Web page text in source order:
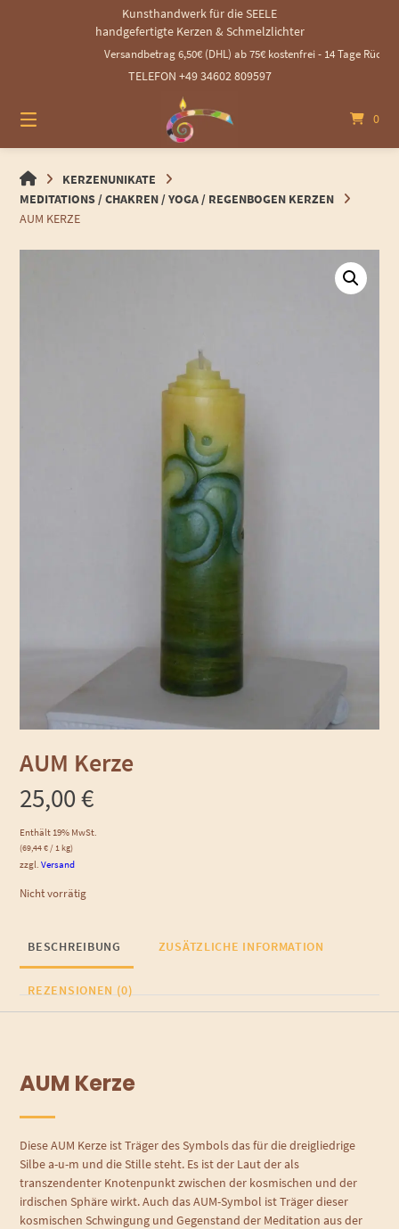
Kunsthandwerk für die SEELE
handgefertigte Kerzen & Schmelzlichter
Versandbetrag 6,50€ (DHL) ab 75€ kostenfrei - 14 Tage
TELEFON +49 34602 809597
0
HANDGEMACHTE
GEROLLTE
KERZEN
SCHMELZLICHTER
KERZENUNIKATE
MEDITATIONS / CHAKREN / YOGA / REGENBOGEN KERZEN
AUM KERZE
AUM Kerze
25,00€
Enthält 19% MwSt.
(69,44€/ 1 kg)
zzgl.Versand
Nicht vorrätig
BESCHREIBUNG ZUSÄTZLICHE INFORMATION
REZENSIONEN (0)
AUM Kerze
Diese AUM Kerze ist Träger des Symbols das für die dreigliedrige
Silbe a-u-m und die Stille steht. Es ist der Laut der als
transzendenter Knotenpunkt zwischen der kosmischen und der
irdischen Sphäre wirkt. Auch das AUM-Symbol ist Träger dieser
kosmischen Schwingung und Gegenstand der Meditation aus der